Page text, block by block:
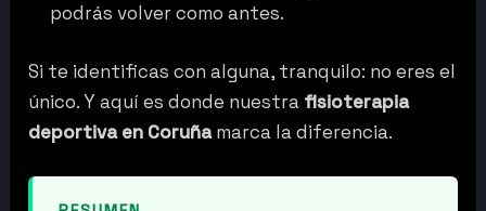
podrás volver como antes.
Si te identificas con alguna, tranquilo: no eres el
único. Y aquí es donde nuestra fisioterapia
deportiva en Coruñamarca la diferencia.